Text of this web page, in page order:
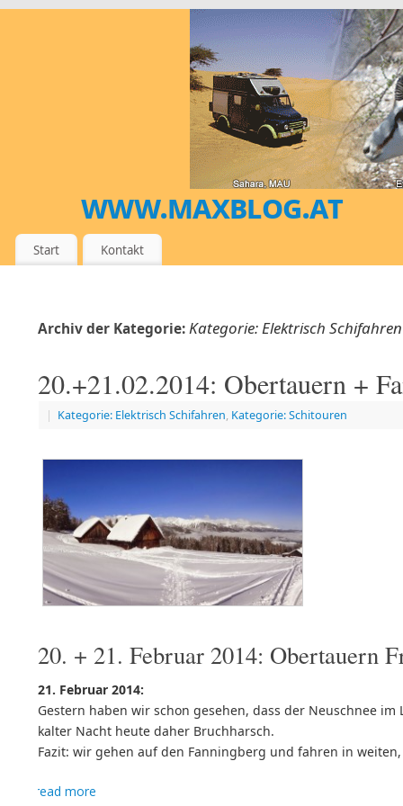
www.maxblog.at
MEIN DIGITALES SPORT- UND REISETAGEBUCH
Start Kontakt
Archiv der Kategorie:Kategorie: Elektrisch Schifahren
20.+21.02.2014: Obertauern +
| Kategorie: Elektrisch Schifahren, Kategorie: Schitouren
20. + 21. Februar 2014: Obertauern
21. Februar 2014:
Gestern haben wir schon gesehen, dass der Neuschnee
kalter Nacht heute daher Bruchharsch.
Fazit: wir gehen auf den Fanningberg und fahren in
read more